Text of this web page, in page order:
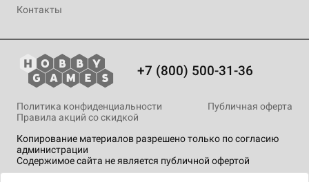
Контакты
+7 (800) 500-31-36
Копирование материалов разрешено только по согласию
администрации
Содержимое сайта не является публичной офертой
Политика конфиденциальности
Публичная оферта
Правила акций со скидкой